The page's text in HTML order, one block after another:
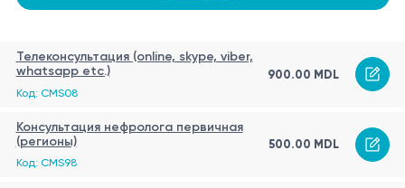
Телеконсультация (online, skype, viber,
whatsapp etc.)
Код: CMS08
900.00 MDL
Консультация нефролога первичная
(регионы)
Код: CMS98
500.00 MDL